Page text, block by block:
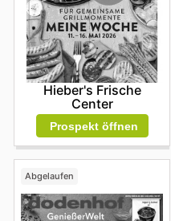
Hieber's Frische
Center
Prospekt öffnen
Abgelaufen